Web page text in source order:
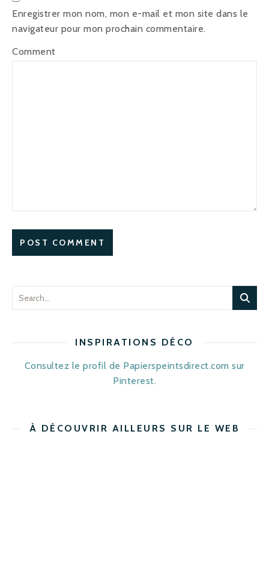
Enregistrer mon nom, mon e-mail et mon site dans le
navigateur pour mon prochain commentaire.
Comment
INSPIRATIONS DÉCO
Consultez le profil de Papierspeintsdirect.com sur
Pinterest.
À DÉCOUVRIR AILLEURS SUR LE WEB